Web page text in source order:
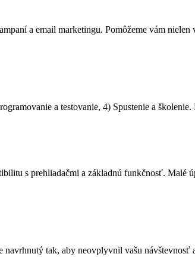
a email marketingu. Pomôžeme vám
a testovanie, 4) Spustenie a
s prehliadačmi a základnú funkčnosť. Malé
navrhnutý tak, aby neovplyvnil vašu